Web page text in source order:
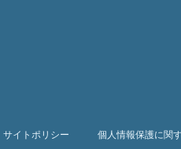
サイトポリシー 個人情報保護に関